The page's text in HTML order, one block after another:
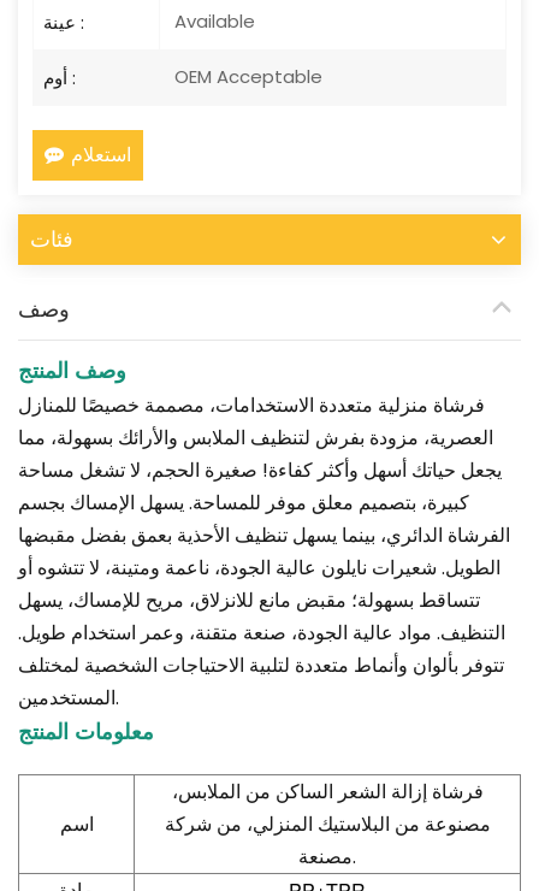
عينة : Available
أوم : OEM Acceptable
استعلام
فئات
وصف
وصف المنتج
فرشاة منزلية متعددة الاستخدامات، مصممة خصيصًا للمنازل
العصرية، مزودة بفرش لتنظيف الملابس والأرائك بسهولة، مما
يجعل حياتك أسهل وأكثر كفاءة! صغيرة الحجم، لا تشغل مساحة
كبيرة، بتصميم معلق موفر للمساحة. يسهل الإمساك بجسم
الفرشاة الدائري، بينما يسهل تنظيف الأحذية بعمق بفضل مقبضها
الطويل. شعيرات نايلون عالية الجودة، ناعمة ومتينة، لا تتشوه أو
تتساقط بسهولة؛ مقبض مانع للانزلاق، مريح للإمساك، يسهل
التنظيف. مواد عالية الجودة، صنعة متقنة، وعمر استخدام طويل.
تتوفر بألوان وأنماط متعددة لتلبية الاحتياجات الشخصية لمختلف
المستخدمين.
معلومات المنتج
اسم
فرشاة إزالة الشعر الساكن من الملابس،
مصنوعة من البلاستيك المنزلي، من شركة
مصنعة.